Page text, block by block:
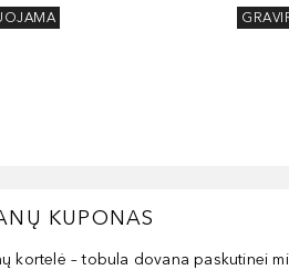
KUPONAS
kortelė – tobula dovana paskutinei